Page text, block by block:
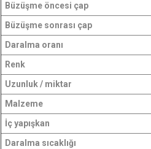
Büzüşme öncesi çap
Büzüşme sonrası çap
Daralma oranı
Renk
Uzunluk / miktar
Malzeme
İç yapışkan
Daralma sıcaklığı